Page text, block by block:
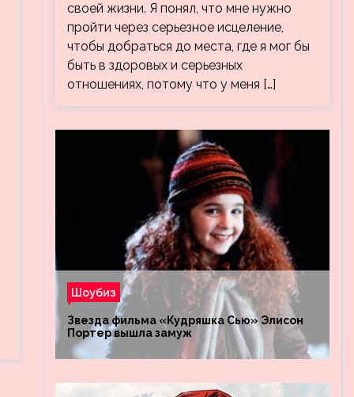
своей жизни. Я понял, что мне нужно
пройти через серьезное исцеление,
чтобы добраться до места, где я мог бы
быть в здоровых и серьезных
отношениях, потому что у меня […]
Шоубиз
Звезда фильма «Кудряшка Сью» Элисон
Портер вышла замуж